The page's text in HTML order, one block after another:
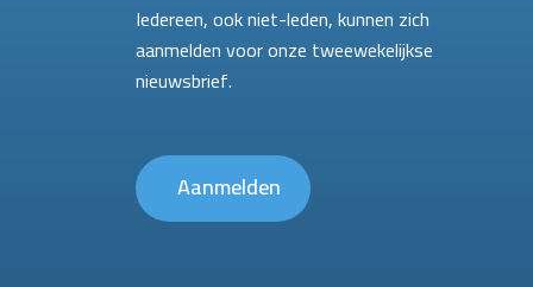
Iedereen, ook niet-leden, kunnen zich
aanmelden voor onze tweewekelijkse
nieuwsbrief.
Aanmelden